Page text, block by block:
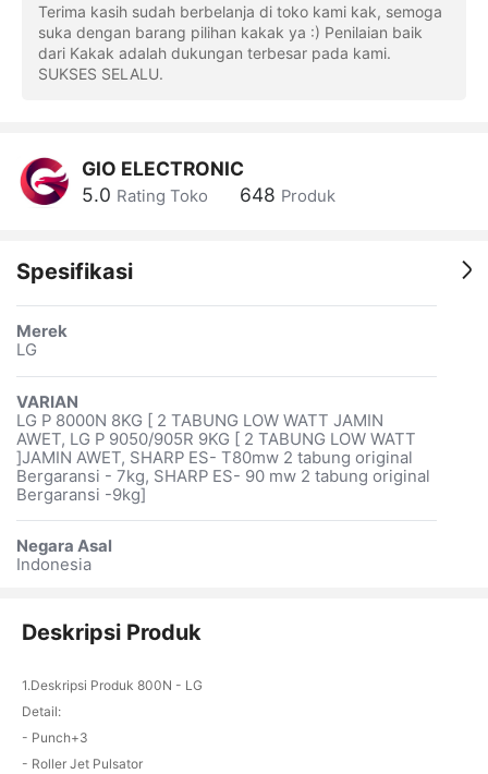
Terima kasih sudah berbelanja di toko kami kak, semoga
suka dengan barang pilihan kakak ya :) Penilaian baik
dari Kakak adalah dukungan terbesar pada kami.
SUKSES SELALU.
GIO ELECTRONIC
5.0 Rating Toko 648 Produk
Spesifikasi
Merek
LG
VARIAN
LG P 8000N 8KG [ 2 TABUNG LOW WATT JAMIN
AWET, LG P 9050/905R 9KG [ 2 TABUNG LOW WATT
]JAMIN AWET, SHARP ES- T80mw 2 tabung original
Bergaransi - 7kg, SHARP ES- 90 mw 2 tabung original
Bergaransi -9kg]
Negara Asal
Indonesia
Deskripsi Produk
1.Deskripsi Produk 800N - LG
Detail:
- Punch+3
- Roller Jet Pulsator